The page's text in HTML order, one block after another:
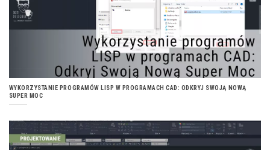
WYKORZYSTANIE PROGRAMÓW LISP W PROGRAMACH CAD: ODKRYJ SWOJĄ NOWĄ
SUPER MOC